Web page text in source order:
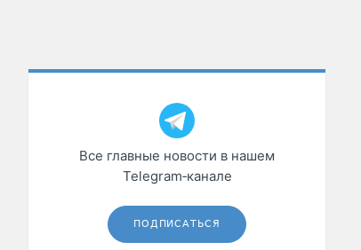
Все главные новости в нашем
Telegram‑канале
ПОДПИСАТЬСЯ